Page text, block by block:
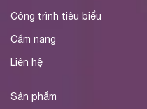
Công trình tiêu biểu
Cẩm nang
Liên hệ
Sản phẩm